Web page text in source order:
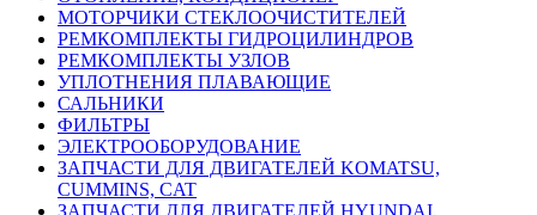
МОТОРЧИКИ СТЕКЛООЧИСТИТЕЛЕЙ
РЕМКОМПЛЕКТЫ ГИДРОЦИЛИНДРОВ
РЕМКОМПЛЕКТЫ УЗЛОВ
УПЛОТНЕНИЯ ПЛАВАЮЩИЕ
САЛЬНИКИ
ФИЛЬТРЫ
ЭЛЕКТРООБОРУДОВАНИЕ
ЗАПЧАСТИ ДЛЯ ДВИГАТЕЛЕЙ KOMATSU,
CUMMINS, CAT